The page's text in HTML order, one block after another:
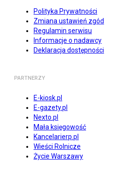
Polityka Prywatności
Zmiana ustawień zgód
Regulamin serwisu
Informacje o nadawcy
Deklaracja dostępności
PARTNERZY
E-kiosk.pl
E-gazety.pl
Nexto.pl
Mała księgowość
Kancelarierp.pl
Wieści Rolnicze
Życie Warszawy